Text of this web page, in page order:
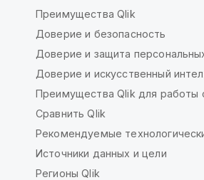
Преимущества Qlik
Доверие и безопасность
Доверие и защита
Доверие и искусственный
Преимущества Qlik для работы
Сравнить Qlik
Рекомендуемые
Источники данных и цели
Регионы Qlik